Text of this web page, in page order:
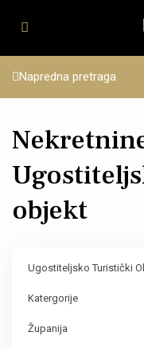
Napredna pretraga
objekt
Ugostiteljsko Turistički
Katergorije
Županija